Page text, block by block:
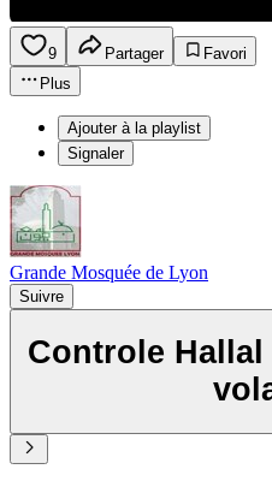
9 Partager
Favori
Plus
Ajouter à la playlist
Signaler
Grande Mosquée de Lyon
Suivre
Controle